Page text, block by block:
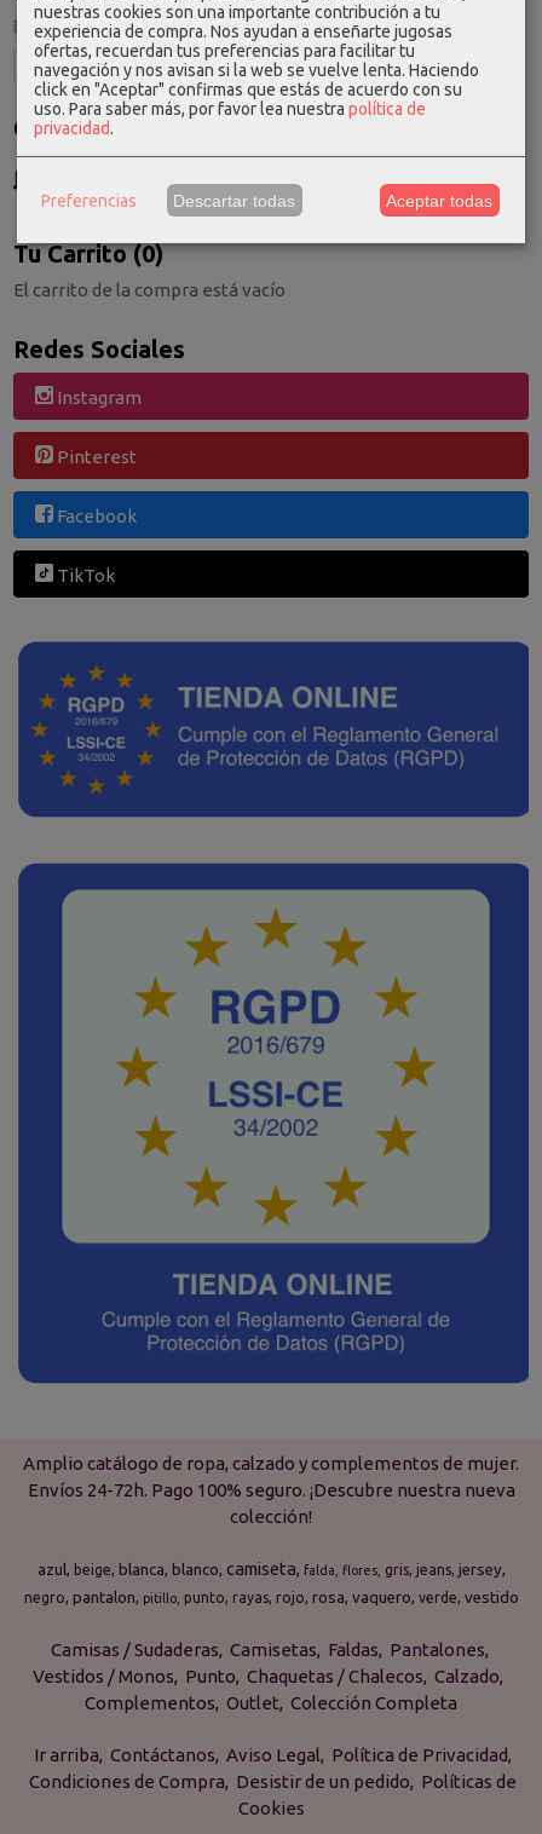
Costes de Envío
GRATIS *
Consultar Destinos
Tu Carrito (0)
El carrito de la compra está vacío
Redes Sociales
Instagram
Pinterest
Facebook
TikTok
Amplio catálogo de ropa, calzado y complementos de mujer.
Envíos 24-72h. Pago 100% seguro. ¡Descubre nuestra nueva
colección!
azul beige blanca blanco camiseta falda flores gris jeans jersey
negro pantalon pitillo punto rayas rojo rosa vaquero verde vestido
Camisas / Sudaderas Camisetas Faldas
Pantalones
Vestidos / Monos
Punto Chaquetas / Chalecos Calzado
Complementos Outlet Colección Completa
Ir arriba Contáctanos Aviso Legal
Política de Privacidad
Condiciones de Compra
Desistir de un pedido
Políticas de
Cookies
nuestras cookies son una importante contribución a tu
experiencia de compra. Nos ayudan a enseñarte jugosas
ofertas, recuerdan tus preferencias para facilitar tu
navegación y nos avisan si la web se vuelve lenta. Haciendo
click en "Aceptar" confirmas que estás de acuerdo con su
uso. Para saber más, por favor lea nuestra política de
privacidad.
Preferencias Descartar todas Aceptar todas